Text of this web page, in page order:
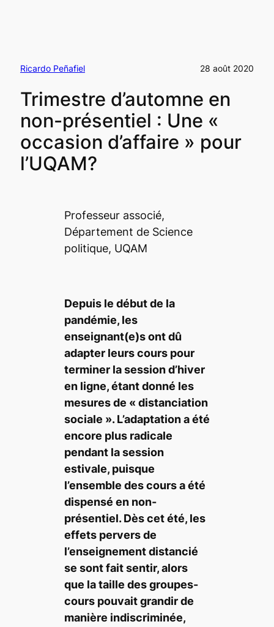
Ricardo Peñafiel 28 août 2020
Trimestre d’automne en
non-présentiel : Une «
occasion d’affaire » pour
l’UQAM?
Professeur associé,
Département de Science
politique, UQAM
Depuis le début de la
pandémie, les
enseignant(e)s ont dû
adapter leurs cours pour
terminer la session d’hiver
en ligne, étant donné les
mesures de « distanciation
sociale ». L’adaptation a été
encore plus radicale
pendant la session
estivale, puisque
l’ensemble des cours a été
dispensé en non-
présentiel. Dès cet été, les
effets pervers de
l’enseignement distancié
se sont fait sentir, alors
que la taille des groupes-
cours pouvait grandir de
manière indiscriminée,